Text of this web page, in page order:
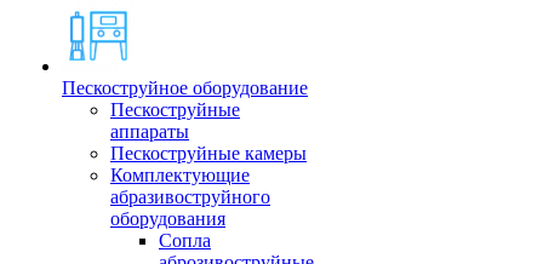
Пескоструйное оборудование
Пескоструйные
аппараты
Пескоструйные камеры
Комплектующие
абразивоструйного
оборудования
Сопла